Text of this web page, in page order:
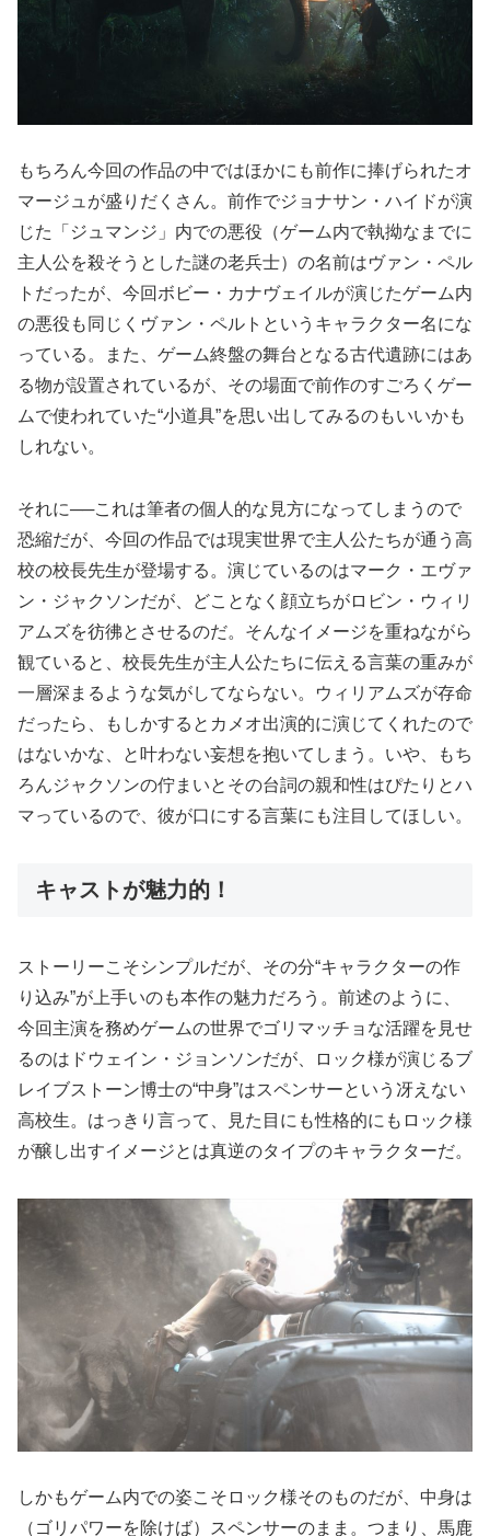
もちろん今回の作品の中ではほかにも前作に捧げられたオ
マージュが盛りだくさん。前作でジョナサン・ハイドが演
じた「ジュマンジ」内での悪役（ゲーム内で執拗なまでに
主人公を殺そうとした謎の老兵士）の名前はヴァン・ペル
トだったが、今回ボビー・カナヴェイルが演じたゲーム内
の悪役も同じくヴァン・ペルトというキャラクター名にな
っている。また、ゲーム終盤の舞台となる古代遺跡にはあ
る物が設置されているが、その場面で前作のすごろくゲー
ムで使われていた“小道具”を思い出してみるのもいいかも
しれない。
それに──これは筆者の個人的な見方になってしまうので
恐縮だが、今回の作品では現実世界で主人公たちが通う高
校の校長先生が登場する。演じているのはマーク・エヴァ
ン・ジャクソンだが、どことなく顔立ちがロビン・ウィリ
アムズを彷彿とさせるのだ。そんなイメージを重ねながら
観ていると、校長先生が主人公たちに伝える言葉の重みが
一層深まるような気がしてならない。ウィリアムズが存命
だったら、もしかするとカメオ出演的に演じてくれたので
はないかな、と叶わない妄想を抱いてしまう。いや、もち
ろんジャクソンの佇まいとその台詞の親和性はぴたりとハ
マっているので、彼が口にする言葉にも注目してほしい。
キャストが魅力的！
ストーリーこそシンプルだが、その分“キャラクターの作
り込み”が上手いのも本作の魅力だろう。前述のように、
今回主演を務めゲームの世界でゴリマッチョな活躍を見せ
るのはドウェイン・ジョンソンだが、ロック様が演じるブ
レイブストーン博士の“中身”はスペンサーという冴えない
高校生。はっきり言って、見た目にも性格的にもロック様
が醸し出すイメージとは真逆のタイプのキャラクターだ。
しかもゲーム内での姿こそロック様そのものだが、中身は
（ゴリパワーを除けば）スペンサーのまま。つまり、馬鹿